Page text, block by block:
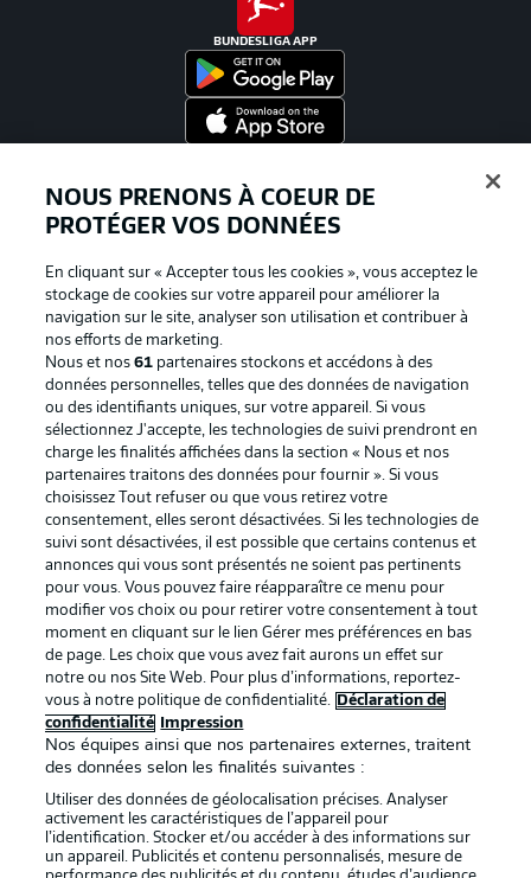
BUNDESLIGA APP
La publicité Conditions d’utilisation des
Mentions Légales Gérer mes préférences
Déclaration de
confidentialité
Diffuseurs
Travaux Contact
Impression Joueurs
NOUS PRENONS À COEUR DE
PROTÉGER VOS DONNÉES
En cliquant sur « Accepter tous les cookies », vous acceptez le
stockage de cookies sur votre appareil pour améliorer la
navigation sur le site, analyser son utilisation et contribuer à
nos efforts de marketing.
Nous et nos61 partenaires stockons et accédons à des
données personnelles, telles que des données de navigation
ou des identifiants uniques, sur votre appareil. Si vous
sélectionnez J'accepte, les technologies de suivi prendront en
charge les finalités affichées dans la section « Nous et nos
partenaires traitons des données pour fournir ». Si vous
choisissez Tout refuser ou que vous retirez votre
consentement, elles seront désactivées. Si les technologies de
suivi sont désactivées, il est possible que certains contenus et
annonces qui vous sont présentés ne soient pas pertinents
pour vous. Vous pouvez faire réapparaître ce menu pour
modifier vos choix ou pour retirer votre consentement à tout
moment en cliquant sur le lien Gérer mes préférences en bas
de page. Les choix que vous avez fait aurons un effet sur
notre ou nos Site Web. Pour plus d’informations, reportez-
vous à notre politique de confidentialité.
Déclaration de
confidentialité
Impression
Nos équipes ainsi que nos partenaires externes, traitent
des données selon les finalités suivantes :
Utiliser des données de géolocalisation précises. Analyser
activement les caractéristiques de l’appareil pour
l’identification. Stocker et/ou accéder à des informations sur
un appareil. Publicités et contenu personnalisés, mesure de